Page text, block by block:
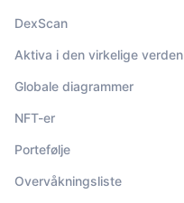
DexScan
Aktiva i den virkelige verden
Globale diagrammer
NFT-er
Portefølje
Overvåkningsliste